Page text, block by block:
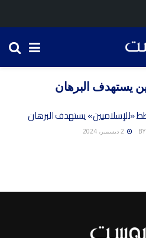
يستهدف البرهان
«للإسلاميين» يستهدف البرهان
BY